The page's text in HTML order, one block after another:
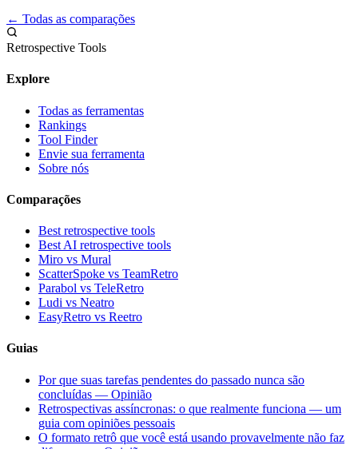
← Todas as comparações
Retrospective Tools
Explore
Todas as ferramentas
Rankings
Tool Finder
Envie sua ferramenta
Sobre nós
Comparações
Best retrospective tools
Best AI retrospective tools
Miro vs Mural
ScatterSpoke vs TeamRetro
Parabol vs TeleRetro
Ludi vs Neatro
EasyRetro vs Reetro
Guias
Por que suas tarefas pendentes do passado nunca são
concluídas — Opinião
Retrospectivas assíncronas: o que realmente funciona — um
guia com opiniões pessoais
O formato retrô que você está usando provavelmente não faz